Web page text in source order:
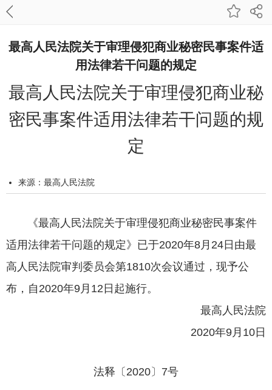
最高人民法院关于审理侵犯商业秘密民事案件适
用法律若干问题的规定
最高人民法院关于审理侵犯商业秘
密民事案件适用法律若干问题的规
定
来源：最高人民法院
字号：
《最高人民法院关于审理侵犯商业秘密民事案件
适用法律若干问题的规定》已于2020年8月24日由最
高人民法院审判委员会第1810次会议通过，现予公
布，自2020年9月12日起施行。
最高人民法院
2020年9月10日
法释〔2020〕7号